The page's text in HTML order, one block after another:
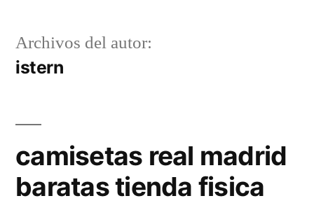
Archivos del autor:
istern
camisetas real madrid
baratas tienda fisica